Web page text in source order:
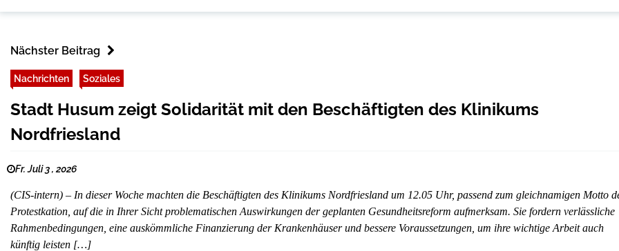
Nächster Beitrag
Nachrichten Soziales
Stadt Husum zeigt Solidarität mit den Beschäftigten des Klinikums
Nordfriesland
Fr. Juli 3 , 2026
(CIS-intern) – In dieser Woche machten die Beschäftigten des Klinikums Nordfriesland um 12.05 Uhr, passend zum gleichnamigen Motto
Protestkation, auf die in Ihrer Sicht problematischen Auswirkungen der geplanten Gesundheitsreform aufmerksam. Sie fordern verlässliche
Rahmenbedingungen, eine auskömmliche Finanzierung der Krankenhäuser und bessere Voraussetzungen, um ihre wichtige Arbeit auch
künftig leisten […]